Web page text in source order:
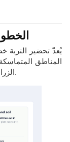
يُعدّ تحضير التربة
المناطق
الزراعة في التربة المشبعة بالماء التي لا تجفّ أبدًا.